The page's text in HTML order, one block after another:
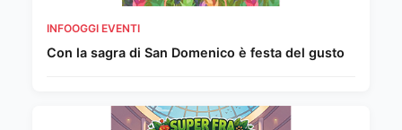
INFOOGGI EVENTI
Con la sagra di San Domenico è festa del gusto